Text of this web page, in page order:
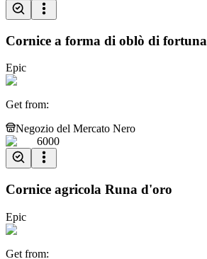
Cornice a forma di oblò di fortuna
Epic
Get from:
Negozio del Mercato Nero
6000
Cornice agricola Runa d'oro
Epic
Get from: